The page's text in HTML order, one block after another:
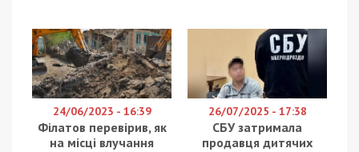
24/06/2023 - 16:39
Філатов перевірив, як
на місці влучання
26/07/2025 - 17:38
СБУ затримала
продавця дитячих